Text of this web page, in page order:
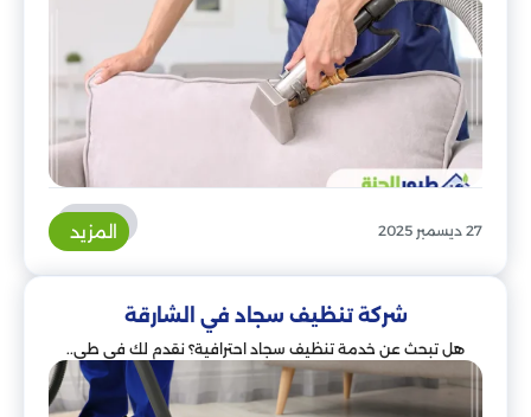
27 ديسمبر 2025 المزيد
شركة تنظيف سجاد في الشارقة
هل تبحث عن خدمة تنظيف سجاد احترافية؟ نقدم لك في طي..